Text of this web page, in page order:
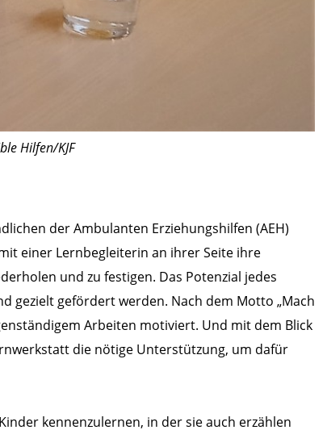
Hilfen/KJF
der Ambulanten Erziehungshilfen (AEH)
einer Lernbegleiterin an ihrer Seite ihre
und zu festigen. Das Potenzial jedes
gezielt gefördert werden. Nach dem Motto „Mach
Arbeiten motiviert. Und mit dem Blick
die nötige Unterstützung, um dafür
kennenzulernen, in der sie auch erzählen